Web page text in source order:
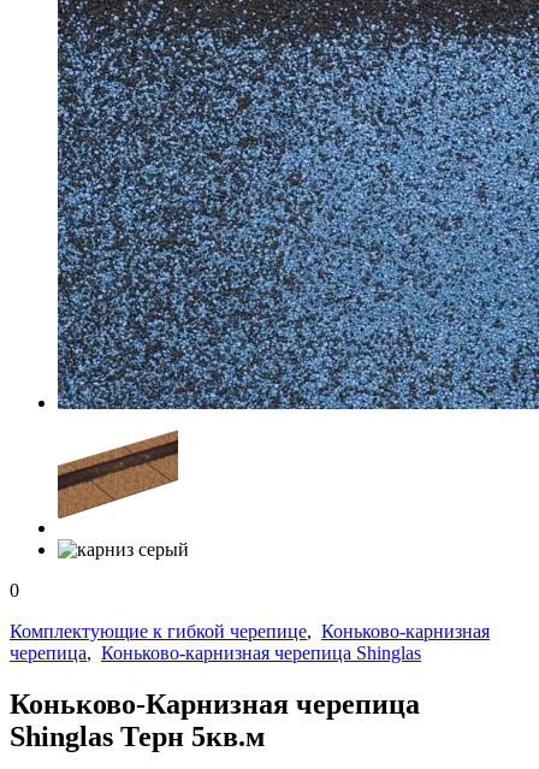
0
Комплектующие к гибкой черепице, Коньково-карнизная
черепица, Коньково-карнизная черепица Shinglas
Коньково-Карнизная черепица
Shinglas Терн 5кв.м